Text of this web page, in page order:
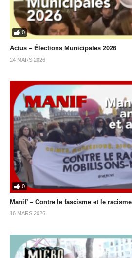
0
Actus – Élections Municipales 2026
24 MARS 2026
0
Manif’ – Contre le fascisme et le racisme
16 MARS 2026